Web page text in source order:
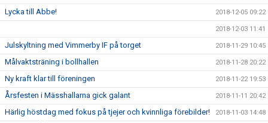
Lycka till Abbe! 2018-12-05 09:22
2018-12-03 11:41
Julskyltning med Vimmerby IF på torget 2018-11-29 10:45
Målvaktsträning i bollhallen 2018-11-28 20:22
Ny kraft klar till föreningen 2018-11-22 19:53
Årsfesten i Mässhallarna gick galant 2018-11-11 20:42
Härlig höstdag med fokus på tjejer och kvinnliga förebilder! 2018-11-03 14:48